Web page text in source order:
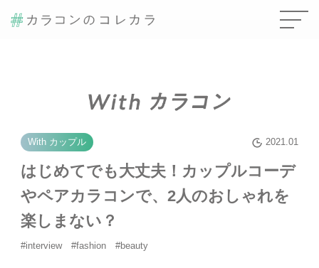
With カップル 2021.01
はじめてでも大丈夫！カップルコーデ
やペアカラコンで、2人のおしゃれを
楽しまない？
#interview #fashion #beauty